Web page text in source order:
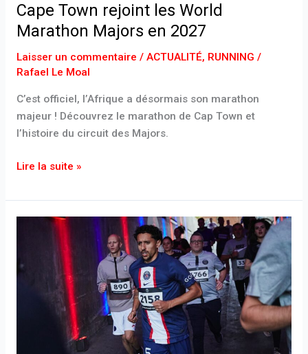
Cape Town rejoint les World
Marathon Majors en 2027
Laisser un commentaire / ACTUALITÉ, RUNNING /
Rafael Le Moal
C’est officiel, l’Afrique a désormais son marathon
majeur ! Découvrez le marathon de Cap Town et
l’histoire du circuit des Majors.
Lire la suite »
2026 »